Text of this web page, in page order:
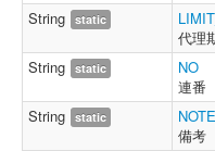
String static
代理
String static
NO
連番
String static
NOTE
備考